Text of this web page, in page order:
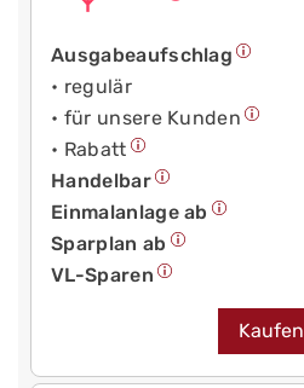
Ausgabeaufschlag
• regulär
• für unsere Kunden
• Rabatt
Handelbar
Einmalanlage ab
Sparplan ab
VL-Sparen
Kaufen